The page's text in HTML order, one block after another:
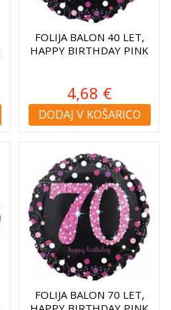
FOLIJA BALON 40 LET,
HAPPY BIRTHDAY PINK
4,68 €
DODAJ V KOŠARICO
FOLIJA BALON 70 LET,